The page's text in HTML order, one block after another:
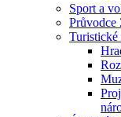
Sport a
Průvodce
Turistické